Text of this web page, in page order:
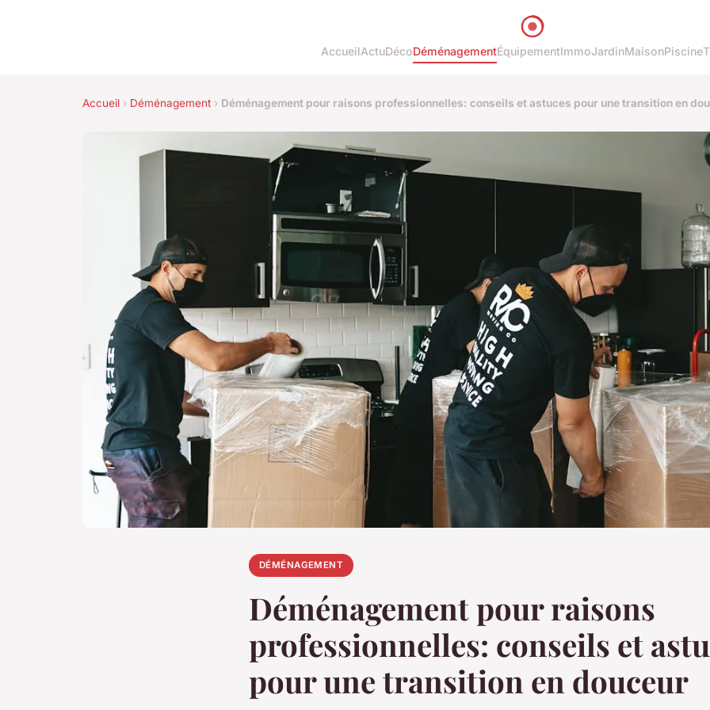
AccueilActuDécoDéménagementÉquipementImmoJardinMaisonPiscine
Accueil › Déménagement › Déménagement pour raisons professionnelles: conseils et astuces pour une transition en
DÉMÉNAGEMENT
Déménagement pour raisons
professionnelles: conseils et
pour une transition en douceur